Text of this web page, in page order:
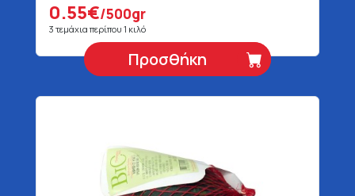
0.55€/500gr
3 τεμάχια περίπου 1 κιλό
Προσθήκη